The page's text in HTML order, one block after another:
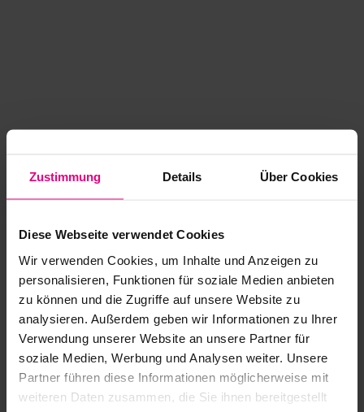
Zustimmung Details Über Cookies
Diese Webseite verwendet Cookies
Wir verwenden Cookies, um Inhalte und Anzeigen zu
personalisieren, Funktionen für soziale Medien anbieten
zu können und die Zugriffe auf unsere Website zu
analysieren. Außerdem geben wir Informationen zu Ihrer
Verwendung unserer Website an unsere Partner für
soziale Medien, Werbung und Analysen weiter. Unsere
Partner führen diese Informationen möglicherweise mit
weiteren Daten zusammen, die Sie ihnen bereitgestellt
Application error: a client-side exception has occurred
loading www.kurzwego.de (see the browser console for more
information).